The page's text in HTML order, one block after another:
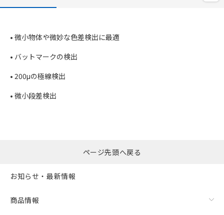
• 微小物体や微妙な色差検出に最適
• バットマークの検出
• 200μの極線検出
• 微小段差検出
ページ先頭へ戻る
お知らせ・最新情報
商品情報